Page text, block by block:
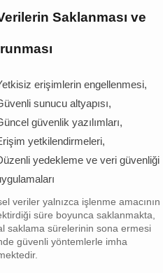
Saklanması ve
erişimlerin engellenmesi,
sunucu altyapısı,
güvenlik yazılımları,
yetkilendirmeleri,
yedekleme ve veri güvenliği
veriler yalnızca işlenme amacının
süre boyunca saklanmakta,
saklama sürelerinin sona ermesi
güvenli yöntemlerle imha